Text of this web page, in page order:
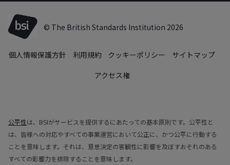
© The British Standards Institution 2026
個人情報保護方針 利用規約 クッキーポリシー
サイトマップ
アクセス権
公平性は、BSIがサービスを提供するにあたっての基本原則です。公平性と
は、皆様への対応やすべての事業運営において公正に、かつ公平に行動する
ことを意味します。それは、意思決定の客観性に影響を及ぼすおそれのある
すべての影響力を排除することを意味します。